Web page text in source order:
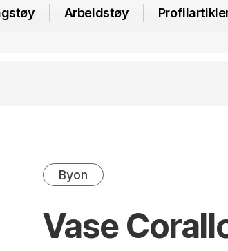
Arbeidstøy
Byon
Vase